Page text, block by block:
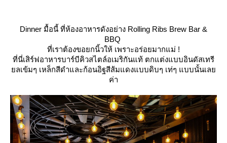
Dinner มื้อนี้ ที่ห้องอาหารดังอย่าง Rolling Ribs Brew Bar &
BBQ
ที่เราต้องขอยกนิ้วให้ เพราะอร่อยมากแม่ !
ที่นี่เสิร์ฟอาหารบาร์บีคิวสไตล์อเมริกันแท้ ตกแต่งแบบอินดัสเทรี
ลเข้มๆ เหล็กสีดำและก้อนอิฐสีส้มแดงแบบดิบๆ เท่ๆ แบบนั้นเล
ค่า